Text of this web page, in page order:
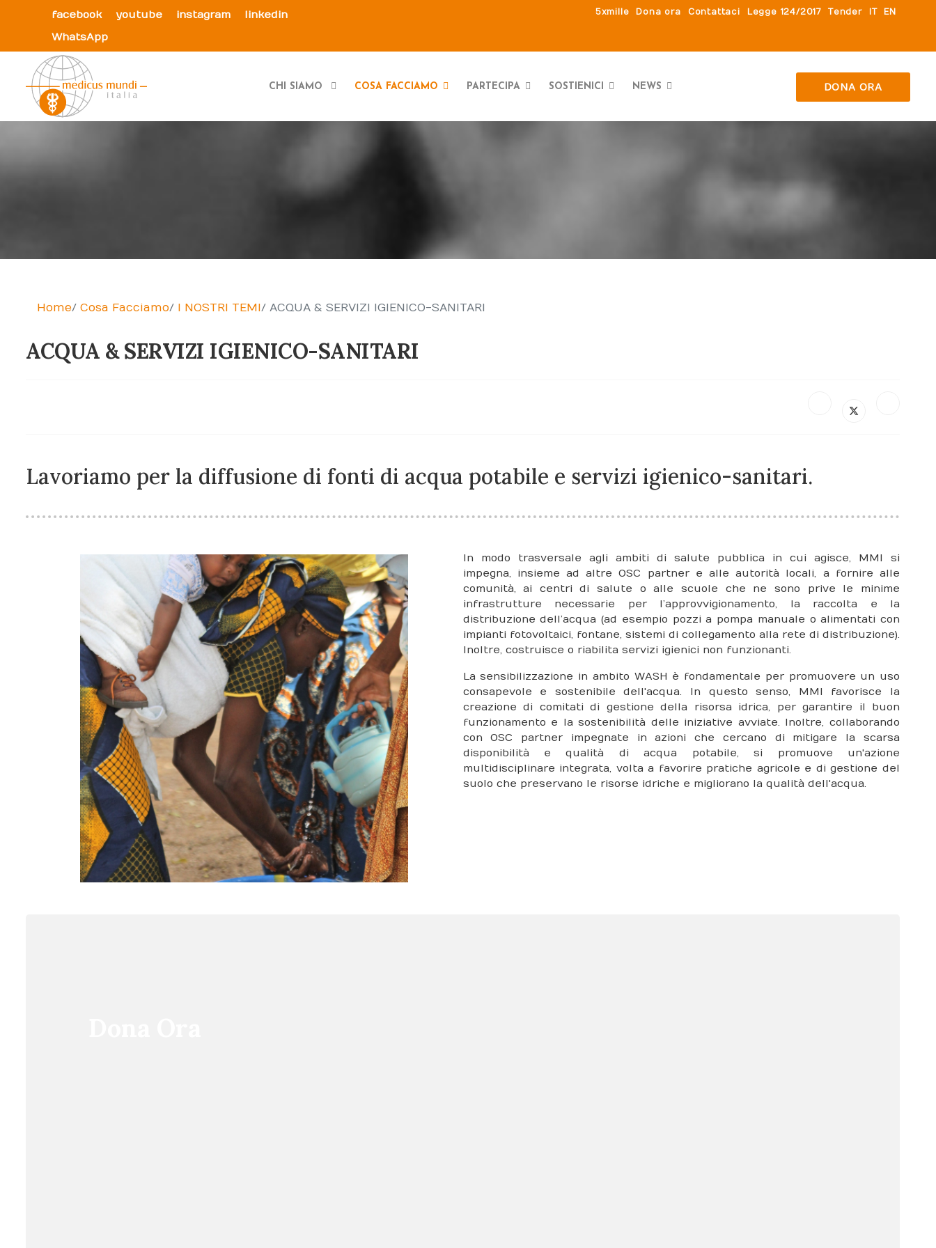
facebook youtube instagram
linkedin
WhatsApp
5xmille Dona ora Contattaci Legge 124/2017 Tender IT EN
CHI SIAMO COSA FACCIAMO PARTECIPA SOSTIENICI NEWS DONA ORA
Home Cosa Facciamo I NOSTRI TEMI ACQUA & SERVIZI IGIENICO-SANITARI
ACQUA & SERVIZI IGIENICO-SANITARI
Lavoriamo per la diffusione di fonti di acqua potabile e servizi igienico-sanitari.
In modo trasversale agli ambiti di salute pubblica in cui agisce, MMI si
impegna, insieme ad altre OSC partner e alle autorità locali, a fornire alle
comunità, ai centri di salute o alle scuole che ne sono prive le minime
infrastrutture necessarie per l’approvvigionamento, la raccolta e la
distribuzione dell’acqua (ad esempio pozzi a pompa manuale o alimentati con
impianti fotovoltaici, fontane, sistemi di collegamento alla rete di distribuzione).
Inoltre, costruisce o riabilita servizi igienici non funzionanti.
La sensibilizzazione in ambito WASH è fondamentale per promuovere un uso
consapevole e sostenibile dell'acqua. In questo senso, MMI favorisce la
creazione di comitati di gestione della risorsa idrica, per garantire il buon
funzionamento e la sostenibilità delle iniziative avviate. Inoltre, collaborando
con OSC partner impegnate in azioni che cercano di mitigare la scarsa
disponibilità e qualità di acqua potabile, si promuove un'azione
multidisciplinare integrata, volta a favorire pratiche agricole e di gestione del
suolo che preservano le risorse idriche e migliorano la qualità dell'acqua.